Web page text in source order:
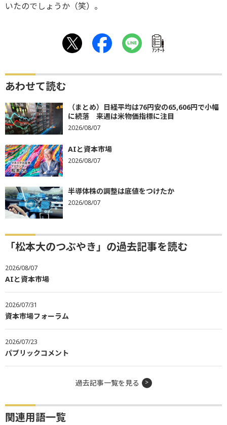
いたのでしょうか（笑）。
ｱﾝｹｰﾄ
あわせて読む
（まとめ）日経平均は76円安の65,606円で小幅
に続落 来週は米物価指標に注目
2026/08/07
AIと資本市場
2026/08/07
半導体株の調整は底値をつけたか
2026/08/07
「松本大のつぶやき」の過去記事を読む
2026/08/07
AIと資本市場
2026/07/31
資本市場フォーラム
2026/07/23
パブリックコメント
過去記事一覧を見る
関連用語一覧